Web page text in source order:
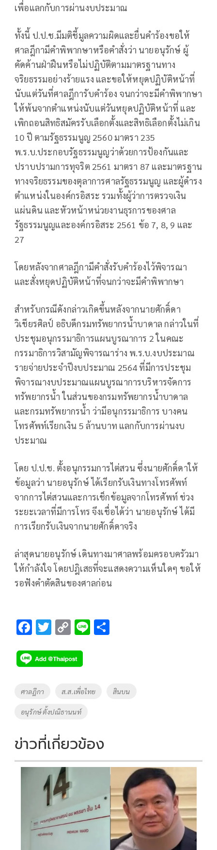
เพื่อแลกกับการผ่านงบประมาณ
ทั้งนี้ ป.ป.ช.มีมติชี้มูลความผิดและยื่นคำร้องขอให้
ศาลฎีกามีคำพิพากษาหรือคำสั่งว่า นายอนุรักษ์ ผู้
คัดค้านฝ่าฝืนหรือไม่ปฏิบัติตามมาตรฐานทาง
จริยธรรมอย่างร้ายแรง และขอให้หยุดปฏิบัติหน้าที่
นับแต่วันที่ศาลฎีการับคำร้อง จนกว่าจะมีคำพิพากษา
ให้พ้นจากตำแหน่งนับแต่วันหยุดปฏิบัติหน้าที่ และ
เพิกถอนสิทธิสมัครรับเลือกตั้งและสิทธิเลือกตั้งไม่เกิน
10 ปี ตามรัฐธรรมนูญ 2560 มาตรา 235
พ.ร.บ.ประกอบรัฐธรรมนูญว่าด้วยการป้องกันและ
ปราบปรามการทุจริต 2561 มาตรา 87 และมาตรฐาน
ทางจริยธรรมของตุลาการศาลรัฐธรรมนูญ และผู้ดำรง
ตำแหน่งในองค์กรอิสระ รวมทั้งผู้ว่าการตรวจเงิน
แผ่นดิน และหัวหน้าหน่วยงานธุรการของศาล
รัฐธรรมนูญและองค์กรอิสระ 2561 ข้อ 7, 8, 9 และ
27
โดยหลังจากศาลฎีกามีคำสั่งรับคำร้องไว้พิจารณา
และสั่งหยุดปฏิบัติหน้าที่จนกว่าจะมีคำพิพากษา
สำหรับกรณีดังกล่าวเกิดขึ้นหลังจากนายศักดิ์ดา
วิเชียรศิลป์ อธิบดีกรมทรัพยากรน้ำบาดาล กล่าวในที่
ประชุมอนุกรรมาธิการแผนบูรณาการ 2 ในคณะ
กรรมาธิการวิสามัญพิจารณาร่าง พ.ร.บ.งบประมาณ
รายจ่ายประจำปีงบประมาณ 2564 ที่มีการประชุม
พิจารณางบประมาณแผนบูรณาการบริหารจัดการ
ทรัพยากรน้ำ ในส่วนของกรมทรัพยากรน้ำบาดาล
และกรมทรัพยากรน้ำ ว่ามีอนุกรรมาธิการ บางคน
โทรศัพท์เรียกเงิน 5 ล้านบาท แลกกับการผ่านงบ
ประมาณ
โดย ป.ป.ช. ตั้งอนุกรรมการไต่สวน ซึ่งนายศักดิ์ดาให้
ข้อมูลว่า นายอนุรักษ์ ได้เรียกรับเงินทางโทรศัพท์
จากการไต่สวนและการเช็กข้อมูลจากโทรศัพท์ ช่วง
ระยะเวลาที่มีการโทร จึงเชื่อได้ว่า นายอนุรักษ์ ได้มี
การเรียกรับเงินจากนายศักดิ์ดาจริง
ล่าสุดนายอนุรักษ์ เดินทางมาศาลพร้อมครอบครัวมา
ให้กำลังใจ โดยปฎิเสธที่จะแสดงความเห็นใดๆ ขอให้
รอฟังคำตัดสินของศาลก่อน
F
e
b
o
o
k
T
tt
er
C
p
y
Li
k
Li
Tags
ศาลฎีกา ส.ส.เพื่อไทย สินบน
อนุรักษ์ ตั้งปณิธานนท์
ข่าวที่เกี่ยวข้อง